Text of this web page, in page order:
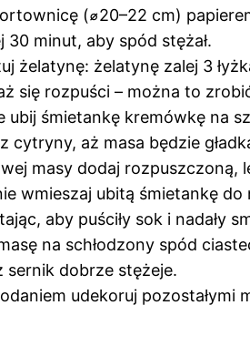
(⌀20–22 cm)
30 minut, aby spód stężał.
żelatynę: żelatynę zalej 3
się rozpuści – można to
ubij śmietankę kremówkę na
cytryny, aż masa będzie
masy dodaj rozpuszczoną,
wmieszaj ubitą śmietankę
aby puściły sok i nadały
na schłodzony spód
sernik dobrze stężeje.
udekoruj pozostałymi